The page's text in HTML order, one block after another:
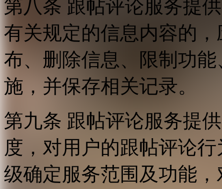
第八条 跟帖评论服务提
有关规定的信息内容的
布、删除信息、限制功
施，并保存相关记录。
第九条 跟帖评论服务提
度，对用户的跟帖评论
级确定服务范围及功能